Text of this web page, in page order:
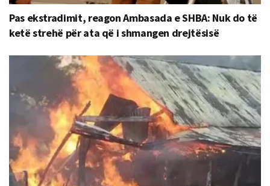
Pas ekstradimit, reagon Ambasada e SHBA: Nuk do të
ketë strehë për ata që i shmangen drejtësisë